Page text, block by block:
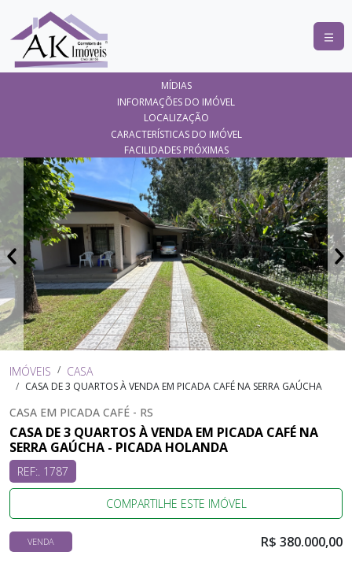
COMPRAR
LANÇAMENTOS
ANUNCIE
SEU
IMÓVEL
CONTATO
MÍDIAS
INFORMAÇÕES DO IMÓVEL
LOCALIZAÇÃO
CARACTERÍSTICAS DO IMÓVEL
FACILIDADES PRÓXIMAS
IMÓVEIS CASA
CASA DE 3 QUARTOS À VENDA EM PICADA CAFÉ NA SERRA GAÚCHA
CASA EM PICADA CAFÉ - RS
CASA DE 3 QUARTOS À VENDA EM PICADA CAFÉ NA
SERRA GAÚCHA - PICADA HOLANDA
REF:. 1787
COMPARTILHE ESTE IMÓVEL
VENDA R$ 380.000,00